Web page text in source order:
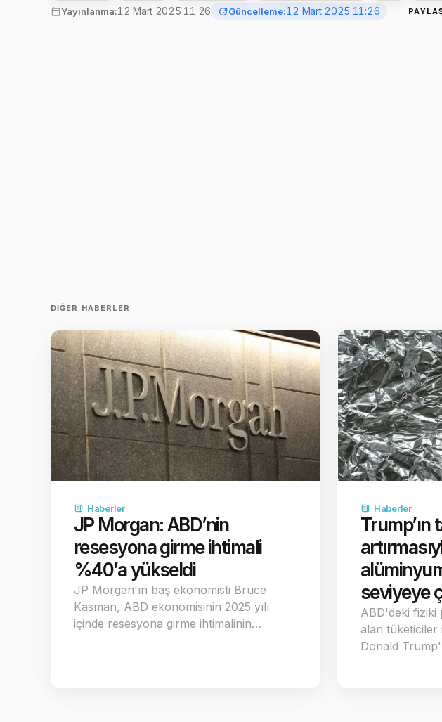
Yayınlanma:12 Mart 2025 11:26 Güncelleme:12 Mart 2025 11:26
DIĞER HABERLER
Haberler
JP Morgan: ABD’nin
resesyona girme ihtimali
%40’a yükseldi
JP Morgan'ın baş ekonomisti Bruce
Kasman, ABD ekonomisinin 2025 yılı
içinde resesyona girme ihtimalinin…
Haberler
Trump’ın
seviyeye
ABD'deki fiziki
alan tüketiciler
Donald